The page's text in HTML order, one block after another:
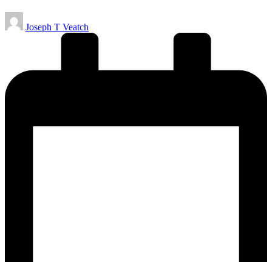
Publicado
por
Joseph T Veatch